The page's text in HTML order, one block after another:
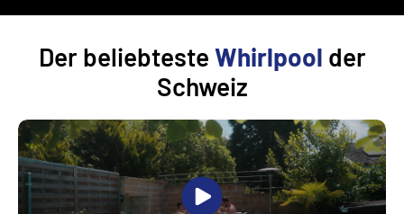
Der beliebteste Whirlpool der
Schweiz